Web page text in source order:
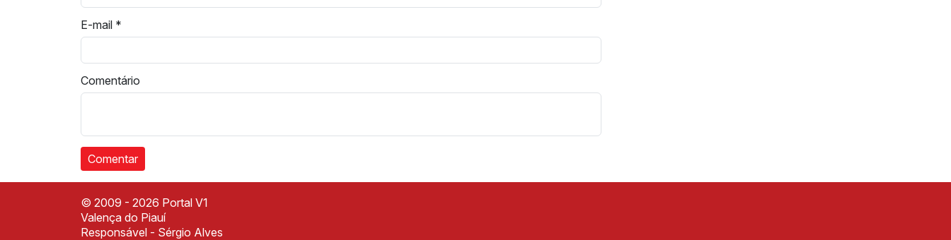
E-mail *
Comentário
© 2009 - 2026 Portal V1
Valença do Piauí
Responsável - Sérgio Alves